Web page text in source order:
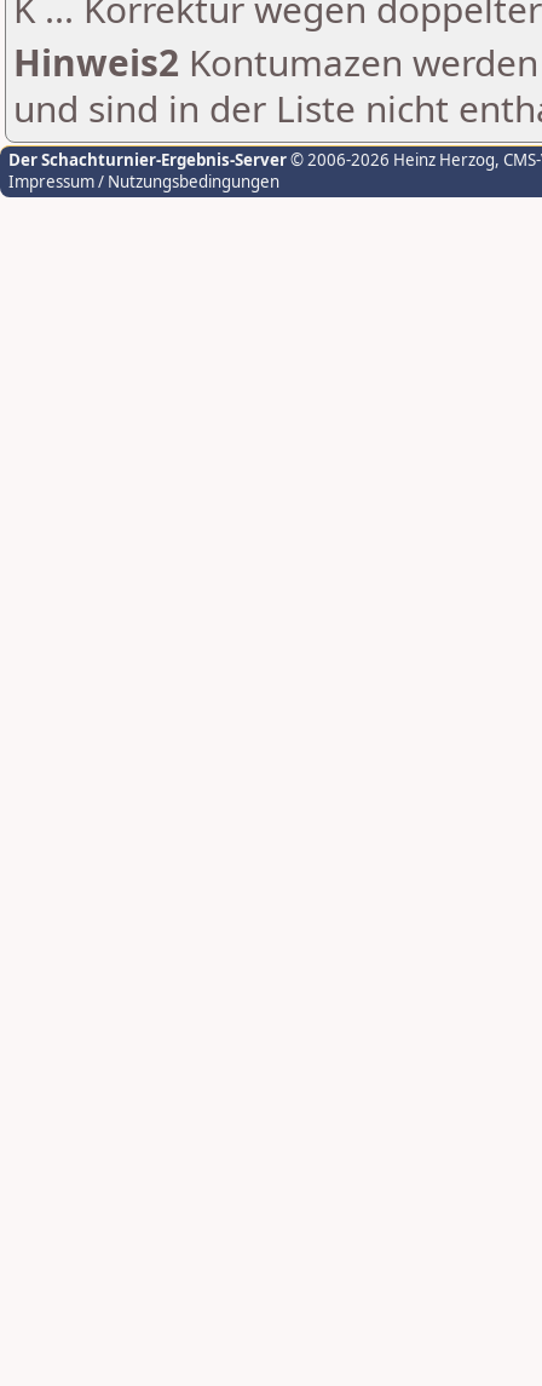
Hinweis2 Kontumazen
und sind in der Liste nicht
Der Schachturnier-Ergebnis-Server© 2006-2026 Heinz Herzog,
Impressum / Nutzungsbedingungen